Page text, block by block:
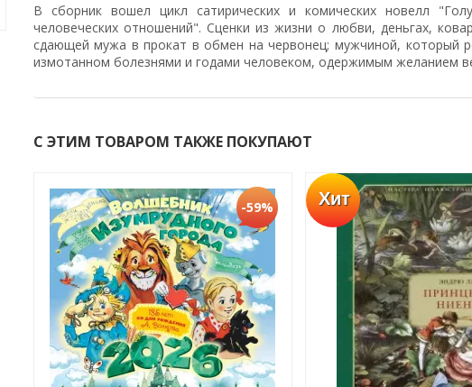
В сборник вошел цикл сатирических и комических новелл
человеческих отношений". Сценки из жизни о любви, деньгах,
сдающей мужа в прокат в обмен на червонец; мужчиной, который
измотанном болезнями и годами человеком, одержимым желанием
С ЭТИМ ТОВАРОМ ТАКЖЕ ПОКУПАЮТ
-59% Хит